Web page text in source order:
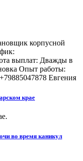
корпусной
выплат: Дважды в
Опыт работы:
Евгения
крае
во время каникул